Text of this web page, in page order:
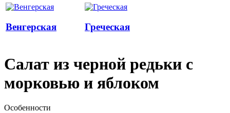
Венгерская Греческая
Салат из черной редьки с
морковью и яблоком
Особенности